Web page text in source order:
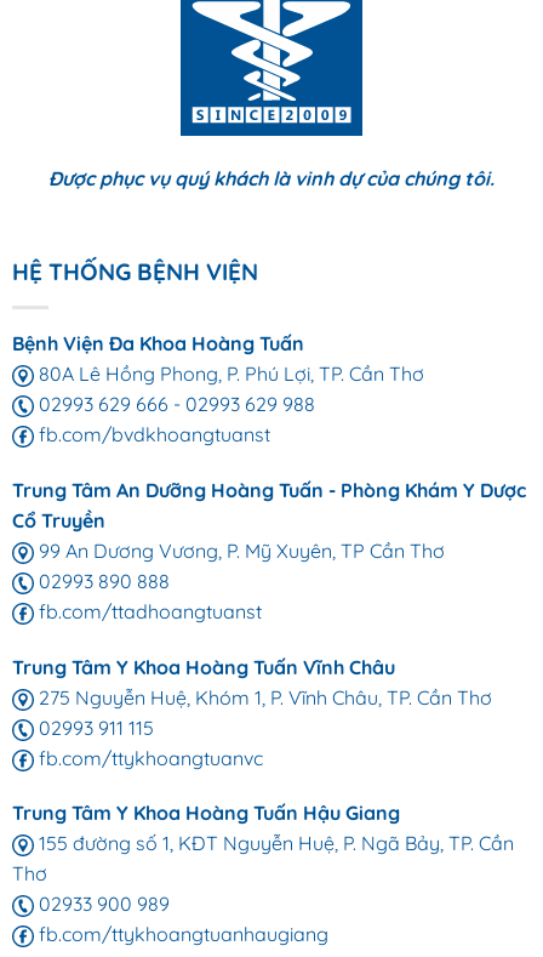
Được phục vụ quý khách là vinh dự của chúng tôi.
HỆ THỐNG BỆNH VIỆN
Bệnh Viện Đa Khoa Hoàng Tuấn
80A Lê Hồng Phong, P. Phú Lợi, TP. Cần Thơ
02993 629 666 - 02993 629 988
fb.com/bvdkhoangtuanst
Trung Tâm An Dưỡng Hoàng Tuấn - Phòng Khám Y Dược
Cổ Truyền
99 An Dương Vương, P. Mỹ Xuyên, TP Cần Thơ
02993 890 888
fb.com/ttadhoangtuanst
Trung Tâm Y Khoa Hoàng Tuấn Vĩnh Châu
275 Nguyễn Huệ, Khóm 1, P. Vĩnh Châu, TP. Cần Thơ
02993 911 115
fb.com/ttykhoangtuanvc
Trung Tâm Y Khoa Hoàng Tuấn Hậu Giang
155 đường số 1, KĐT Nguyễn Huệ, P. Ngã Bảy, TP. Cần
Thơ
02933 900 989
fb.com/ttykhoangtuanhaugiang